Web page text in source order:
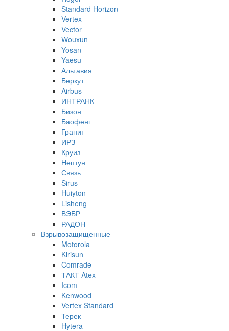
Standard Horizon
Vertex
Vector
Wouxun
Yosan
Yaesu
Альтавия
Беркут
Airbus
ИНТРАНК
Бизон
Баофенг
Гранит
ИРЗ
Круиз
Нептун
Связь
Sirus
Huiyton
Lisheng
ВЭБР
РАДОН
Взрывозащищенные
Motorola
Kirisun
Comrade
ТАКТ Atex
Icom
Kenwood
Vertex Standard
Терек
Hytera